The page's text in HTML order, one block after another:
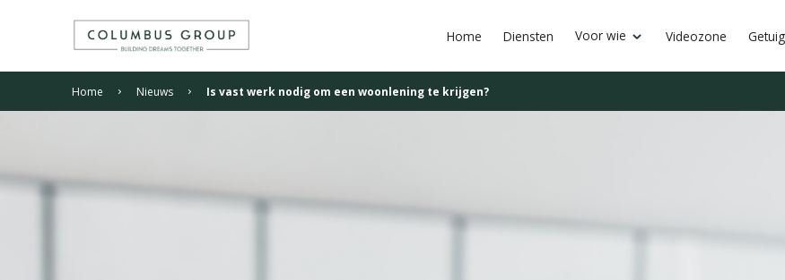
Home Diensten Voor wie Videozone
Home Nieuws Is vast werk nodig om een woonlening te krijgen?